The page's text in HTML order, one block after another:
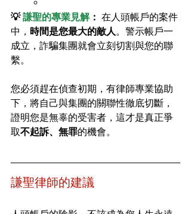
💡 謙聖的專業見解： 在人頭帳戶的案件
中， 時間是您最大的敵人。警示帳戶一
成立，詐騙集團就會立刻切割與您的聯
繫。
您必須趕在偵查初期，有律師專業協助
下，將自己與集團的關聯性徹底切斷，
證明您是無辜的受害者，這才是真正爭
取不起訴、無罪的機會。
謙聖律師的建議